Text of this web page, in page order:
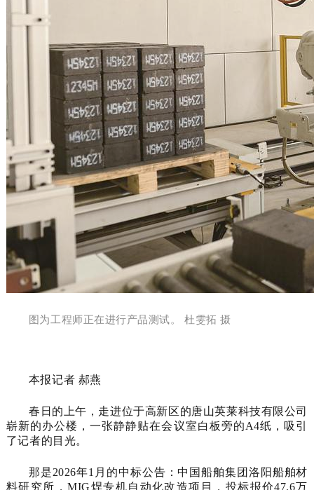
图为工程师正在进行产品测试。 杜雯拓 摄
本报记者 郝燕
春日的上午，走进位于高新区的唐山英莱科技有限公司
崭新的办公楼，一张静静贴在会议室白板旁的A4纸，吸引
了记者的目光。
那是2026年1月的中标公告：中国船舶集团洛阳船舶材
料研究所，MIG焊专机自动化改造项目，投标报价47.6万